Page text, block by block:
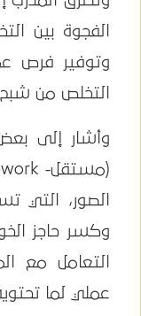
الفجوة بين
وتوفير فرص
التخلص من شبح
وأشار إلى
الصور، التي
وكسر حاجز
التعامل مع
عملي لما